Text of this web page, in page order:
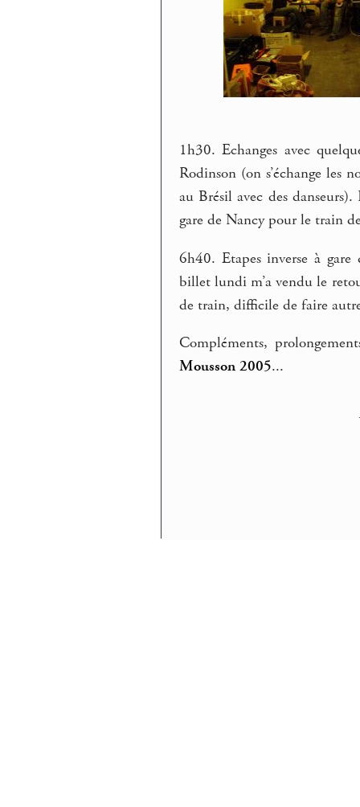
1h30. Echanges avec
Rodinson (on s’échange les
au Brésil avec des
gare de Nancy pour le train
6h40. Etapes inverse à
billet lundi m’a vendu le
de train, difficile de faire
Compléments,
Mousson 2005...